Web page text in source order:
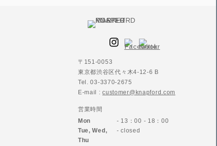
〒151-0053
東京都渋谷区代々木4-12-6 B
Tel. 03-3370-2675
E-mail :customer@knapford.com
営業時間
Mon
- 13：00 - 18：00
Tue, Wed,
Thu
- closed